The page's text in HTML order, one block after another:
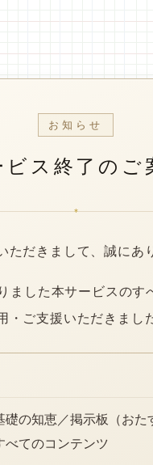
お知らせ
ビス終了のご
*
だきまして、誠にあ
ました本サービスのす
ご支援いただきまし
の知恵／掲示板（お
べてのコンテンツ